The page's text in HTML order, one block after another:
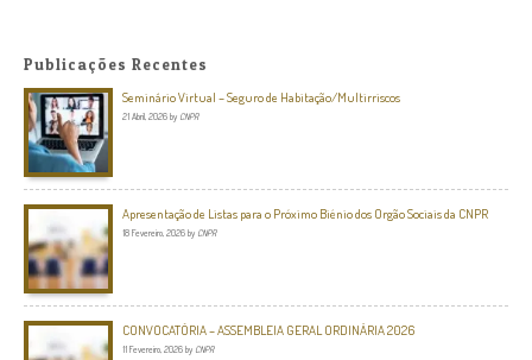
Publicações Recentes
Seminário Virtual – Seguro de Habitação/Multirriscos
21 Abril, 2026 by CNPR
Apresentação de Listas para o Próximo Biénio dos Orgão Sociais da CNPR
18 Fevereiro, 2026 by CNPR
CONVOCATÓRIA – ASSEMBLEIA GERAL ORDINÁRIA 2026
11 Fevereiro, 2026 by CNPR